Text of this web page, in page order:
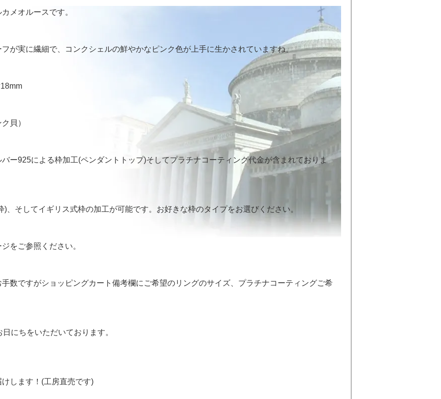
メオルースです。
が実に繊細で、コンクシェルの鮮やかなピンク色が上手に生かされていますね。
貝）
ー925による枠加工(ペンダントトップ)そしてプラチナコーティング代金が含まれておりま
そしてイギリス式枠の加工が可能です。お好きな枠のタイプをお選びください。
ジをご参照ください。
数ですがショッピングカート備考欄にご希望のリングのサイズ、プラチナコーティングご希
にちをいただいております。
します！(工房直売です)